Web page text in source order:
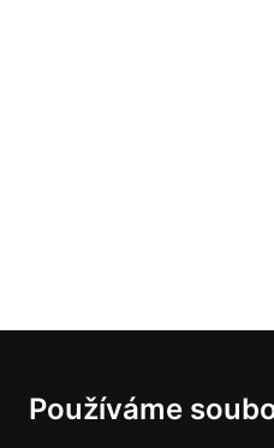
Používáme